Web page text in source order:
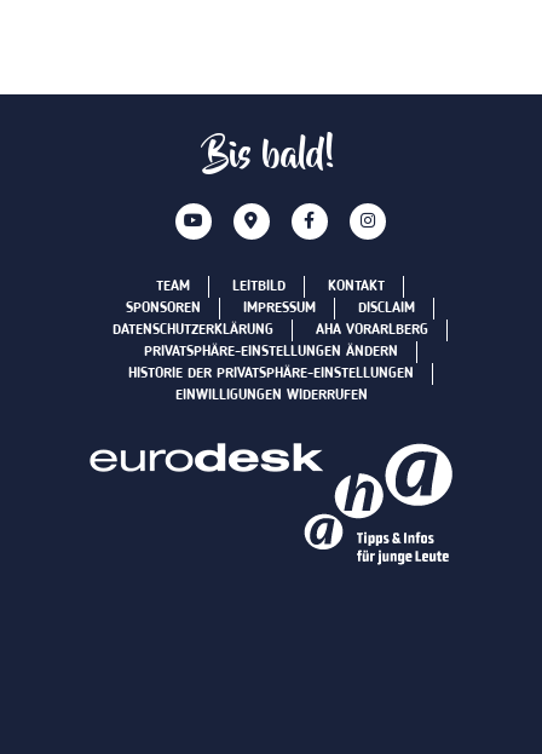
Bis bald!
TEAM LEITBILD
KONTAKT
SPONSOREN
IMPRESSUM
DISCLAIM
DATENSCHUTZERKLÄRUNG
AHA VORARLBERG
PRIVATSPHÄRE-EINSTELLUNGEN ÄNDERN
HISTORIE DER PRIVATSPHÄRE-EINSTELLUNGEN
EINWILLIGUNGEN WIDERRUFEN